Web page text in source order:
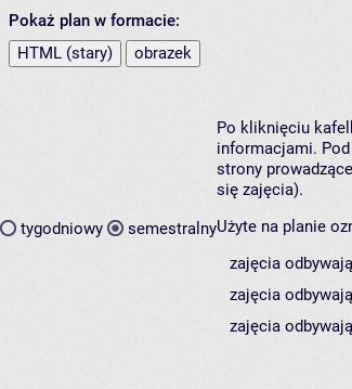
Pokaż plan w formacie:
HTML (stary)
obrazek
tygodniowy semestralny
Po kliknięciu
informacjami.
strony
się zajęcia).
Użyte na planie
zajęcia
zajęcia
zajęcia